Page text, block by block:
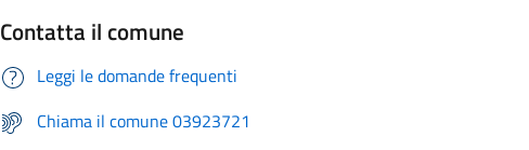
Contatta il comune
Leggi le domande frequenti
Chiama il comune 03923721